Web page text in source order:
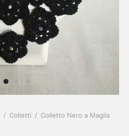
/ Colletti / Colletto Nero a Maglia